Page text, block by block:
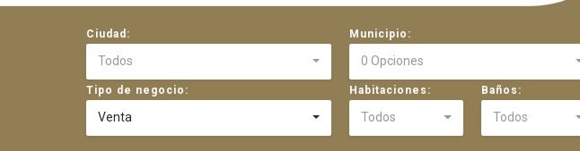
Ciudad:
Todos
Municipio:
0 Opciones
Tipo de negocio:
Venta
Habitaciones:
Todos
Baños:
Todos